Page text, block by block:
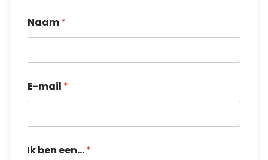
Naam*
E-mail *
Ik ben een...*